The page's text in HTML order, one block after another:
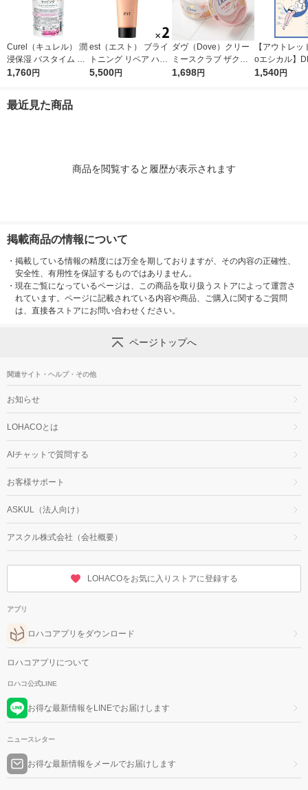
Curel（キュレル） 潤
浸保湿 バスタイム モ
イストバリアクリーム
1,760円
est（エスト） ブライ
トニング リペア ハン
ドセラム おまけ付き
5,500円
ダヴ（Dove）クリー
ミースクラブ ザクロ
＆シアバター 298g ユ
1,698円
【アウトレッ
oエシカル】
ンビーナ ス
1,540円
最近見た商品
商品を閲覧すると履歴が表示されます
掲載商品の情報について
・ 掲載している情報の精度には万全を期しておりますが、その内容の正確性、
安全性、有用性を保証するものではありません。
・ 現在ご覧になっているページは、この商品を取り扱うストアによって運営さ
れています。ページに記載されている内容や商品、ご購入に関するご質問
は、直接各ストアにお問い合わせください。
ページトップへ
関連サイト・ヘルプ・その他
お知らせ
LOHACOとは
AIチャットで質問する
お客様サポート
ASKUL（法人向け）
アスクル株式会社（会社概要）
LOHACOをお気に入りストアに登録する
アプリ
ロハコアプリをダウンロード
ロハコアプリについて
ロハコ公式LINE
お得な最新情報をLINEでお届けします
ニュースレター
お得な最新情報をメールでお届けします